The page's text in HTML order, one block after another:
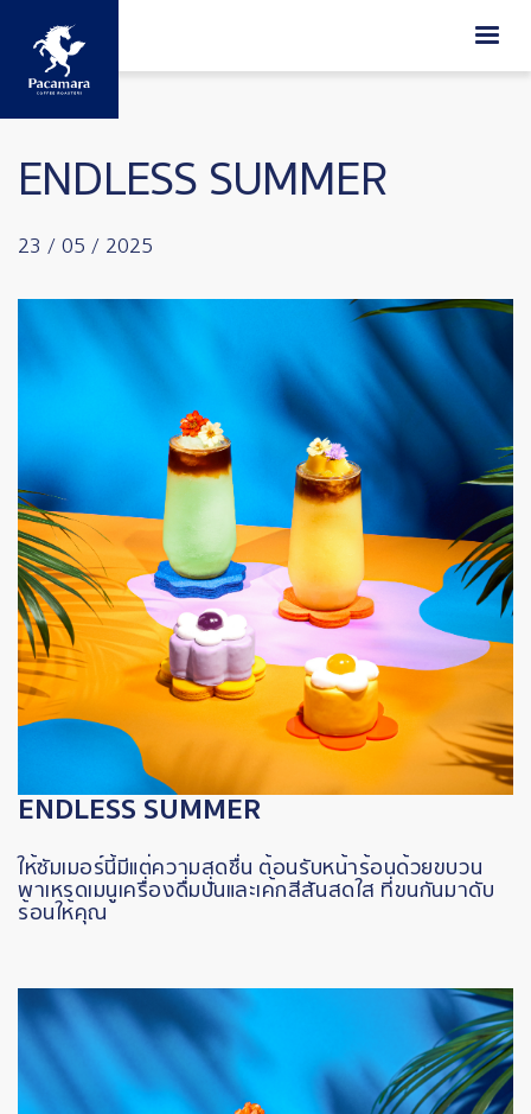
ข้ามไปยังเนื้อหาหลัก
ENDLESS SUMMER
23 / 05 / 2025
ENDLESS SUMMER
ให้ซัมเมอร์นี้มีแต่ความสดชื่น ต้อนรับหน้าร้อนด้วยขบวน
พาเหรดเมนูเครื่องดื่มปั่นและเค้กสีสันสดใส ที่ขนกันมาดับ
ร้อนให้คุณ